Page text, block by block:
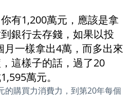
有1,200萬元，應該是拿
銀行去存錢，如果以投
月一樣拿出4萬，而多出來
這樣子的話，過了20
萬元。
的購買力消費力，到第20年每個